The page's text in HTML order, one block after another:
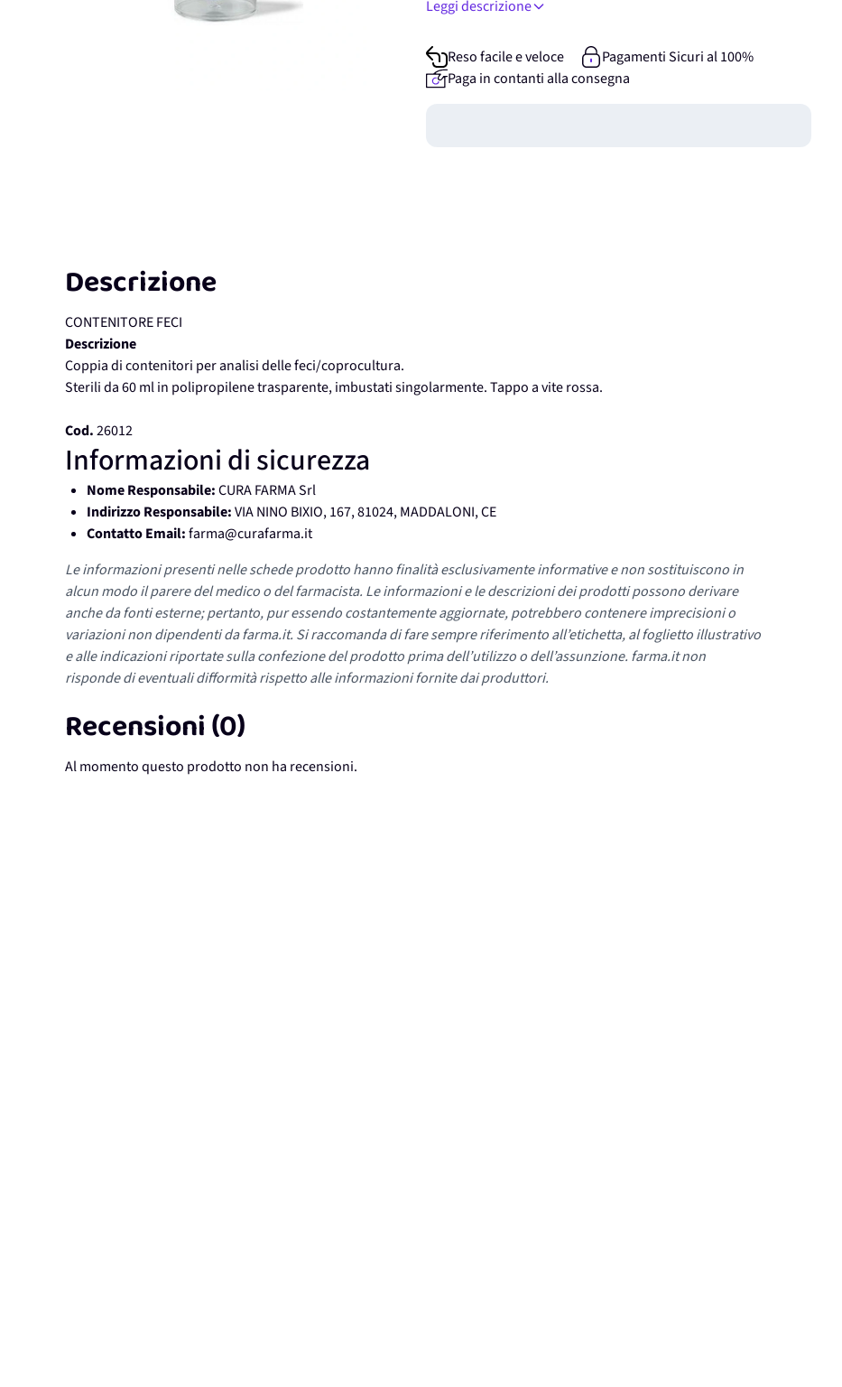
Leggi descrizione
Reso facile e veloce
Pagamenti Sicuri al 100%
Paga in contanti alla consegna
Descrizione
CONTENITORE FECI
Descrizione
Coppia di contenitori per analisi delle feci/coprocultura.
Sterili da 60 ml in polipropilene trasparente, imbustati singolarmente. Tappo a vite rossa.
Cod.26012
Informazioni di sicurezza
Nome Responsabile:CURA FARMA Srl
Indirizzo Responsabile:VIA NINO BIXIO, 167, 81024, MADDALONI, CE
Contatto Email:farma@curafarma.it
Le informazioni presenti nelle schede prodotto hanno finalità esclusivamente informative e non sostituiscono in
alcun modo il parere del medico o del farmacista. Le informazioni e le descrizioni dei prodotti possono derivare
anche da fonti esterne; pertanto, pur essendo costantemente aggiornate, potrebbero contenere imprecisioni o
variazioni non dipendenti da farma.it. Si raccomanda di fare sempre riferimento all’etichetta, al foglietto illustrativo
e alle indicazioni riportate sulla confezione del prodotto prima dell’utilizzo o dell’assunzione. farma.it non
risponde di eventuali difformità rispetto alle informazioni fornite dai produttori.
Recensioni (0)
Al momento questo prodotto non ha recensioni.